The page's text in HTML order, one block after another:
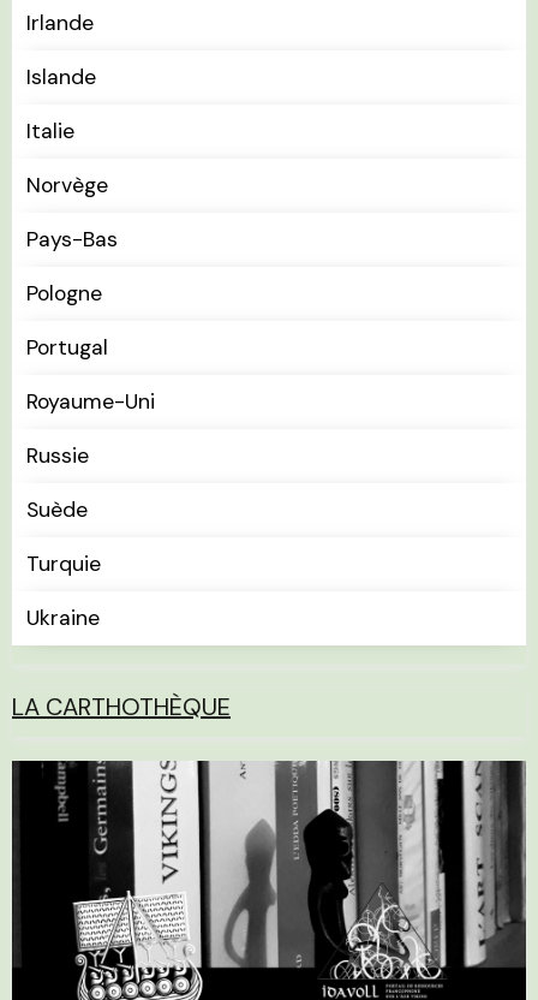
Irlande
Islande
Italie
Norvège
Pays-Bas
Pologne
Portugal
Royaume-Uni
Russie
Suède
Turquie
Ukraine
LA CARTHOTHÈQUE